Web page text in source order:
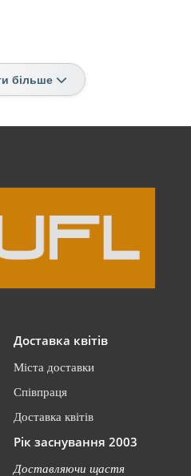
більше
Доставка квітів
Міста доставки
Співпраця
Доставка квітів
Рік заснування 2003
Доставляючи щастя